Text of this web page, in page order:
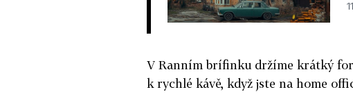
V Ranním brífinku držíme krátký
k rychlé kávě, když jste na home